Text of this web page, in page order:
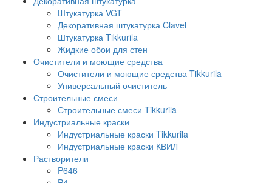
Штукатурка VGT
Декоративная штукатурка Clavel
Штукатурка Tikkurila
Жидкие обои для стен
Очистители и моющие средства
Очистители и моющие средства Tikkurila
Универсальный очиститель
Строительные смеси
Строительные смеси Tikkurila
Индустриальные краски
Индустриальные краски Tikkurila
Индустриальные краски КВИЛ
Растворители
P646